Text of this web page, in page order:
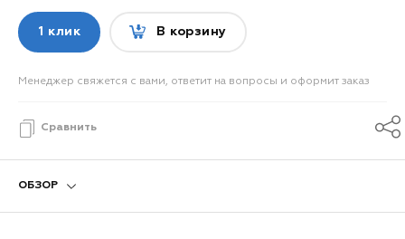
1 клик В корзину
Менеджер свяжется с вами, ответит на вопросы и оформит заказ
Сравнить
ОБЗОР